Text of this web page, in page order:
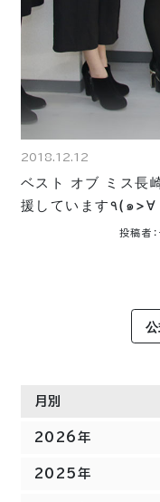
2018.12.12
ベスト オブ ミス長
援しています٩(๑>∀
投稿者
月別
2026年
2025年